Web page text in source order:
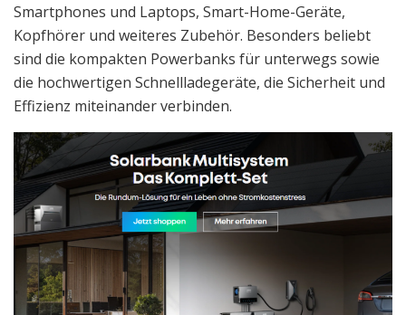
Smartphones und Laptops, Smart-Home-Geräte,
Kopfhörer und weiteres Zubehör. Besonders beliebt
sind die kompakten Powerbanks für unterwegs sowie
die hochwertigen Schnellladegeräte, die Sicherheit und
Effizienz miteinander verbinden.